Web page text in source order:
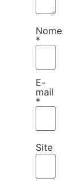
Nome
*
E-
mail
*
Site